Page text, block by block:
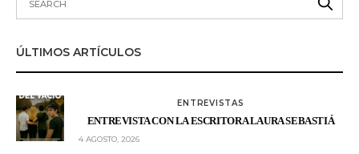
ÚLTIMOS ARTÍCULOS
ENTREVISTAS
ENTREVISTA CON LA ESCRITORA LAURA SEBASTIÁ
4 AGOSTO, 2026